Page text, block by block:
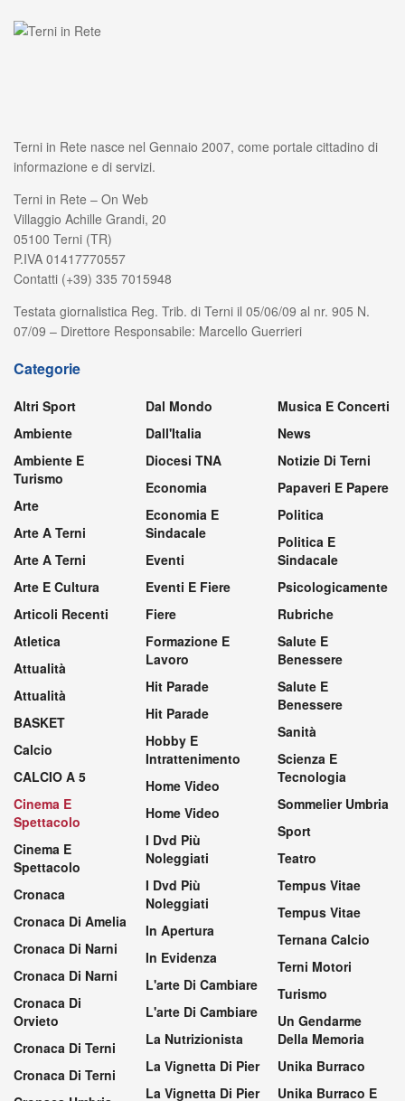
Terni in Rete nasce nel Gennaio 2007, come portale cittadino di
informazione e di servizi.
Terni in Rete – On Web
Villaggio Achille Grandi, 20
05100 Terni (TR)
P.IVA 01417770557
Contatti (+39) 335 7015948
Testata giornalistica Reg. Trib. di Terni il 05/06/09 al nr. 905 N.
07/09 – Direttore Responsabile: Marcello Guerrieri
Categorie
Altri Sport
Ambiente
Ambiente E
Turismo
Arte
Arte A Terni
Arte A Terni
Arte E Cultura
Articoli Recenti
Atletica
Attualità
Attualità
BASKET
Calcio
CALCIO A 5
Cinema E
Spettacolo
Cinema E
Spettacolo
Cronaca
Cronaca Di Amelia
Cronaca Di Narni
Cronaca Di Narni
Cronaca Di
Orvieto
Cronaca Di Terni
Cronaca Di Terni
Dal Mondo
Dall'Italia
Diocesi TNA
Economia
Economia E
Sindacale
Eventi
Eventi E Fiere
Fiere
Formazione E
Lavoro
Hit Parade
Hit Parade
Hobby E
Intrattenimento
Home Video
Home Video
I Dvd Più
Noleggiati
I Dvd Più
Noleggiati
In Apertura
In Evidenza
L'arte Di Cambiare
L'arte Di Cambiare
La Nutrizionista
La Vignetta Di Pier
La Vignetta Di Pier
Musica E Concerti
News
Notizie Di Terni
Papaveri E Papere
Politica
Politica E
Sindacale
Psicologicamente
Rubriche
Salute E
Benessere
Salute E
Benessere
Sanità
Scienza E
Tecnologia
Sommelier Umbria
Sport
Teatro
Tempus Vitae
Tempus Vitae
Ternana Calcio
Terni Motori
Turismo
Un Gendarme
Della Memoria
Unika Burraco
Unika Burraco E